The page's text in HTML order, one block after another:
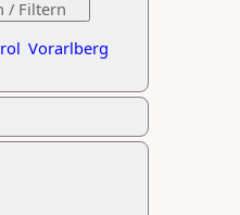
Vorarlberg